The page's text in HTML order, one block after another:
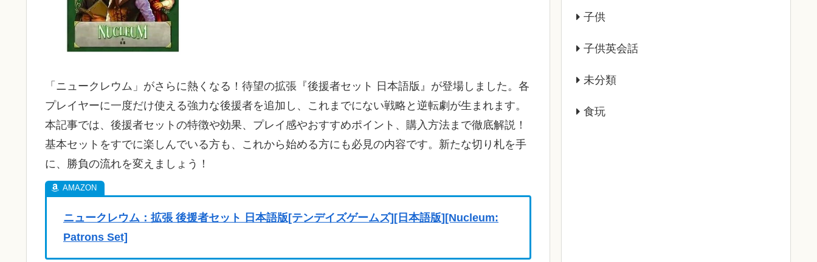
「ニュークレウム」がさらに熱くなる！待望の拡張『後援者セット 日本語版』が登場しました。各
プレイヤーに一度だけ使える強力な後援者を追加し、これまでにない戦略と逆転劇が生まれます。
本記事では、後援者セットの特徴や効果、プレイ感やおすすめポイント、購入方法まで徹底解説！
基本セットをすでに楽しんでいる方も、これから始める方にも必見の内容です。新たな切り札を手
に、勝負の流れを変えましょう！
ニュークレウム：拡張 後援者セット 日本語版[テンデイズゲームズ][日本語版][Nucleum:
Patrons Set]
子供
子供英会話
未分類
食玩